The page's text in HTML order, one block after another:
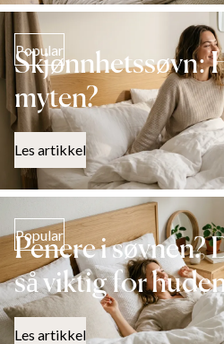
Popular
Skjønnhetssøvn:
myten?
Les artikkel
Popular
Penere i søvnen?
så viktig for
Les artikkel